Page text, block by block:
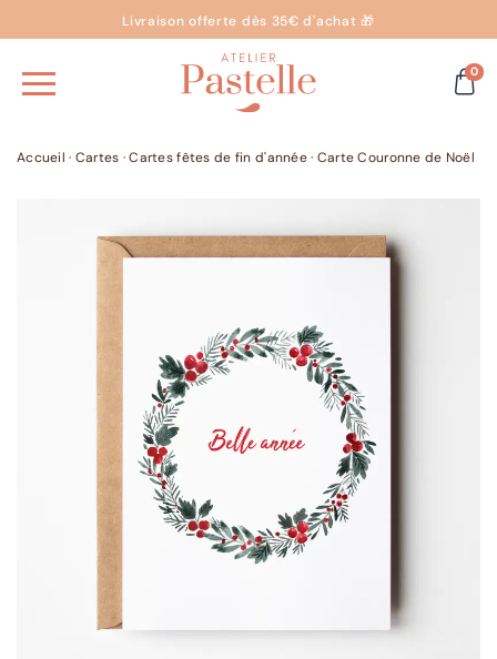
Livraison offerte dès 35€ d'achat 🎁
0
Accueil · Cartes · Cartes fêtes de fin d'année · Carte Couronne de Noël